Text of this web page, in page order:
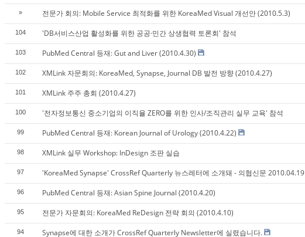
» 전문가 회의: Mobile Service 최적화를 위한 KoreaMed Visual 개선안 (2010.5.3)
104 'DB서비스산업 활성화를 위한 공공·민간 상생협력 토론회' 참석
103 PubMed Central 등재: Gut and Liver (2010.4.30)
102 XMLink 자문회의: KoreaMed, Synapse, Journal DB 발전 방향 (2010.4.27)
101 XMLink 주주 총회 (2010.4.27)
100 '전자정보통신 중소기업의 이직율 ZERO를 위한 인사/조직관리 실무 교육' 참석
99 PubMed Central 등재: Korean Journal of Urology (2010.4.22)
98 XMLink 실무 Workshop: InDesign 조판 실습
97 'KoreaMed Synapse' CrossRef Quarterly 뉴스레터에 소개돼 - 의협신문 2010.04.19
96 PubMed Central 등재: Asian Spine Journal (2010.4.20)
95 전문가 자문회의: KoreaMed ReDesign 전략 회의 (2010.4.10)
94 Synapse에 대한 소개가 CrossRef Quarterly Newsletter에 실렸습니다.